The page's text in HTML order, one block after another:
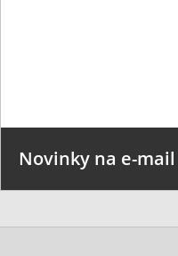
Novinky na e-mail